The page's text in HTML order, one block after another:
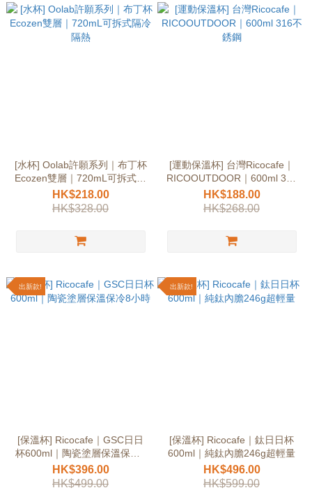
[水杯] Oolab許願系列｜布丁杯
Ecozen雙層｜720mL可拆式隔
冷隔熱
HK$218.00
HK$328.00
[運動保溫杯] 台灣Ricocafe｜
RICOOUTDOOR｜600ml 316
不銹鋼
HK$188.00
HK$268.00
出新款!
[保溫杯] Ricocafe｜GSC日日
杯600ml｜陶瓷塗層保溫保冷8
小時
HK$396.00
HK$499.00
出新款!
[保溫杯] Ricocafe｜鈦日日杯
600ml｜純鈦內膽246g超輕量
HK$496.00
HK$599.00